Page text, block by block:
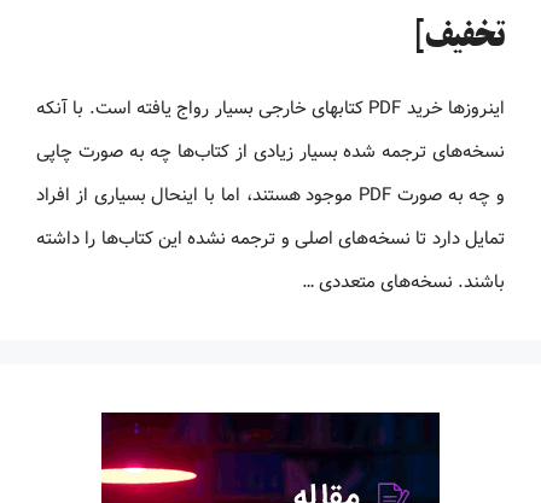
تخفیف]
اینروزها خرید PDF کتاب‎های خارجی بسیار رواج یافته است. با آنکه
نسخه‌های ترجمه شده بسیار زیادی از کتاب‌ها چه به صورت چاپی
و چه به صورت PDF موجود هستند، اما با اینحال بسیاری از افراد
تمایل دارد تا نسخه‌های اصلی و ترجمه نشده این کتاب‌ها را داشته
باشند. نسخه‌های متعددی …